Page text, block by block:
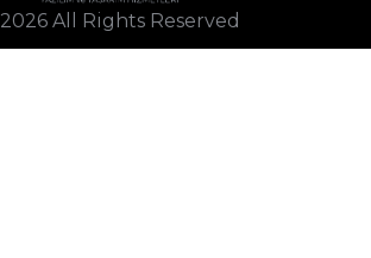
2026 All Rights Reserved